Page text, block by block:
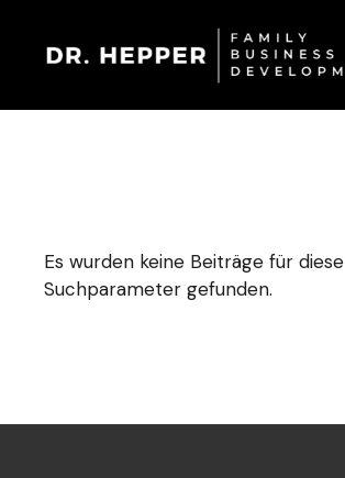
Es wurden keine Beiträge für diese
Suchparameter gefunden.